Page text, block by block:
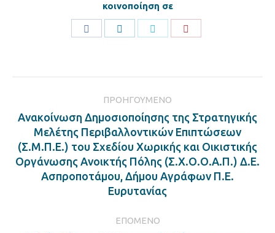
κοινοποίηση σε
ΠΡΟΗΓΟΎΜΕΝΟ
Previous
post:
Ανακοίνωση Δημοσιοποίησης της Στρατηγικής
Μελέτης Περιβαλλοντικών Επιπτώσεων
(Σ.Μ.Π.Ε.) του Σχεδίου Χωρικής και Οικιστικής
Οργάνωσης Ανοικτής Πόλης (Σ.Χ.Ο.Ο.Α.Π.) Δ.Ε.
Ασπροποτάμου, Δήμου Αγράφων Π.Ε.
Ευρυτανίας
ΕΠΌΜΕΝΟ